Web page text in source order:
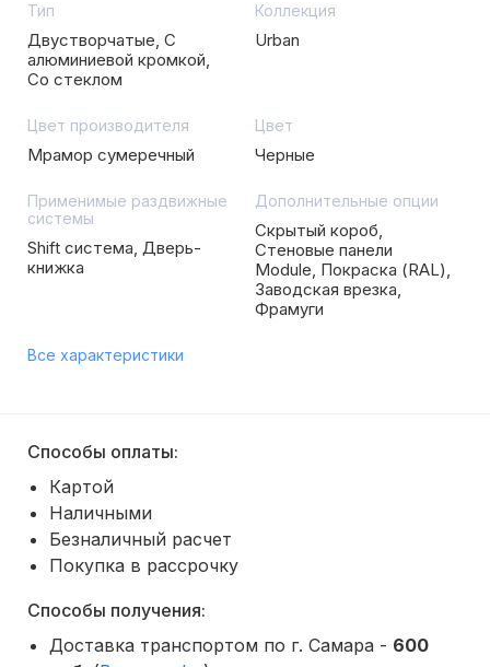
Тип
Двустворчатые, С
алюминиевой кромкой,
Со стеклом
Коллекция
Urban
Цвет производителя
Мрамор сумеречный
Цвет
Черные
Применимые раздвижные
системы
Shift система, Дверь-
книжка
Дополнительные опции
Скрытый короб,
Стеновые панели
Module, Покраска (RAL),
Заводская врезка,
Фрамуги
Все характеристики
Способы оплаты:
Картой
Наличными
Безналичный расчет
Покупка в рассрочку
Способы получения:
Доставка транспортом по г. Самара - 600